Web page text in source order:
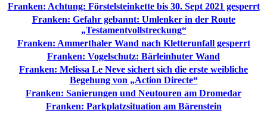
Franken: Achtung: Förstelsteinkette bis 30. Sept 2021 gesperrt
Franken: Gefahr gebannt: Umlenker in der Route
„Testamentvollstreckung“
Franken: Ammerthaler Wand nach Kletterunfall gesperrt
Franken: Vogelschutz: Bärleinhuter Wand
Franken: Melissa Le Neve sichert sich die erste weibliche
Begehung von „Action Directe“
Franken: Sanierungen und Neutouren am Dromedar
Franken: Parkplatzsituation am Bärenstein